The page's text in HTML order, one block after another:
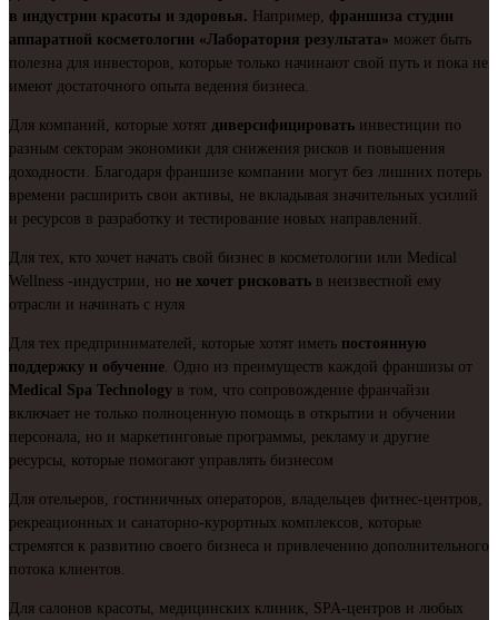
в индустрии красоты и здоровья. Например, франшиза студии
аппаратной косметологии «Лаборатория результата» может быть
полезна для инвесторов, которые только начинают свой путь и пока не
имеют достаточного опыта ведения бизнеса.
Для компаний, которые хотят диверсифицировать инвестиции по
разным секторам экономики для снижения рисков и повышения
доходности. Благодаря франшизе компании могут без лишних потерь
времени расширить свои активы, не вкладывая значительных усилий
и ресурсов в разработку и тестирование новых направлений.
Для тех, кто хочет начать свой бизнес в косметологии или Medical
Wellness -индустрии, но не хочет рисковать в неизвестной ему
отрасли и начинать с нуля
Для тех предпринимателей, которые хотят иметь постоянную
поддержку и обучение. Одно из преимуществ каждой франшизы от
Medical Spa Technology в том, что сопровождение франчайзи
включает не только полноценную помощь в открытии и обучении
персонала, но и маркетинговые программы, рекламу и другие
ресурсы, которые помогают управлять бизнесом
Для отельеров, гостиничных операторов, владельцев фитнес-центров,
рекреационных и санаторно-курортных комплексов, которые
стремятся к развитию своего бизнеса и привлечению дополнительного
потока клиентов.
Для салонов красоты, медицинских клиник, SPA-центров и любых